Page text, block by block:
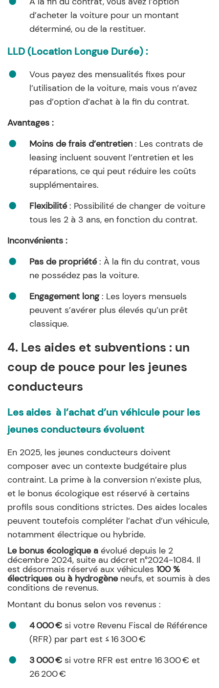
d’acheter la voiture pour un montant
déterminé, ou de la restituer.
LLD (Location Longue Durée) :
Vous payez des mensualités fixes pour
l’utilisation de la voiture, mais vous n’avez
pas d’option d’achat à la fin du contrat.
Avantages :
Moins de frais d’entretien : Les contrats de
leasing incluent souvent l’entretien et les
réparations, ce qui peut réduire les coûts
supplémentaires.
Flexibilité: Possibilité de changer de voiture
tous les 2 à 3 ans, en fonction du contrat.
Inconvénients :
Pas de propriété: À la fin du contrat, vous
ne possédez pas la voiture.
Engagement long: Les loyers mensuels
peuvent s’avérer plus élevés qu’un prêt
classique.
4. Les aides et subventions : un
coup de pouce pour les jeunes
conducteurs
Les aides à l’achat d’un véhicule pour les
jeunes conducteurs évoluent
En 2025, les jeunes conducteurs doivent
composer avec un contexte budgétaire plus
contraint. La prime à la conversion n’existe plus,
et le bonus écologique est réservé à certains
profils sous conditions strictes. Des aides locales
peuvent toutefois compléter l’achat d’un véhicule,
notamment électrique ou hybride.
Le bonus écologique a évolué depuis le 2
décembre 2024, suite au décret n°2024-1084. Il
est désormais réservé aux véhicules 100 %
électriques ou à hydrogèneneufs, et soumis à des
conditions de revenus.
Montant du bonus selon vos revenus :
4 000 € si votre Revenu Fiscal de Référence
(RFR) par part est ≤ 16 300 €
3 000 € si votre RFR est entre 16 300 € et
26 200 €